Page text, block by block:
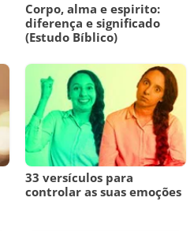
Corpo, alma e espirito:
diferença e significado
(Estudo Bíblico)
33 versículos para
controlar as suas emoções